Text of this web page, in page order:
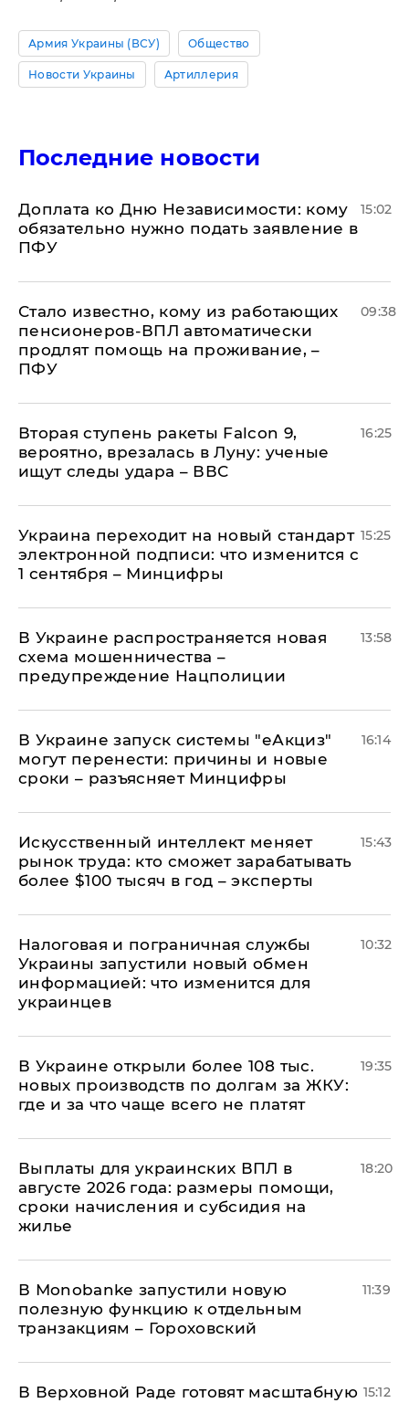
Армия Украины (ВСУ) Общество
Новости Украины Артиллерия
Последние новости
Доплата ко Дню Независимости: кому
обязательно нужно подать заявление в
ПФУ
15:02
Стало известно, кому из работающих
пенсионеров-ВПЛ автоматически
продлят помощь на проживание, –
ПФУ
09:38
Вторая ступень ракеты Falcon 9,
вероятно, врезалась в Луну: ученые
ищут следы удара – ВВС
16:25
Украина переходит на новый стандарт
электронной подписи: что изменится с
1 сентября – Минцифры
15:25
В Украине распространяется новая
схема мошенничества –
предупреждение Нацполиции
13:58
В Украине запуск системы "еАкциз"
могут перенести: причины и новые
сроки – разъясняет Минцифры
16:14
Искусственный интеллект меняет
рынок труда: кто сможет зарабатывать
более $100 тысяч в год – эксперты
15:43
Налоговая и пограничная службы
Украины запустили новый обмен
информацией: что изменится для
украинцев
10:32
В Украине открыли более 108 тыс.
новых производств по долгам за ЖКУ:
где и за что чаще всего не платят
19:35
Выплаты для украинских ВПЛ в
августе 2026 года: размеры помощи,
сроки начисления и субсидия на
жилье
18:20
В Мonobankе запустили новую
полезную функцию к отдельным
транзакциям – Гороховский
11:39
В Верховной Раде готовят масштабную 15:12